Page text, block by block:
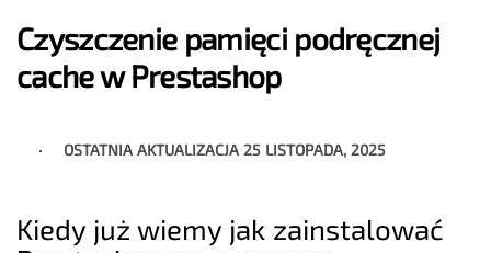
Czyszczenie pamięci podręcznej
cache w Prestashop
OSTATNIA AKTUALIZACJA 25 LISTOPADA, 2025
Kiedy już wiemy jak zainstalować